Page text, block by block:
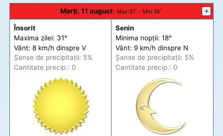
Marți, 11 august: Max:31˚ - Min:18˚ +
Însorit
Maxima zilei: 31°
Vânt: 8 km/h dinspre V
Șanse de precipitații: 5%
Cantitate precip.: 0
Senin
Minima nopții: 18°
Vânt: 9 km/h dinspre N
Șanse de precipitații: 5%
Cantitate precip.: 0